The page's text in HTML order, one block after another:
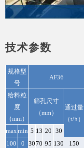
技术参数
规格型
号
AF36
给料粒
度
（mm）
筛孔尺寸
（mm）
通过量
（t/h）
max min 5 13 20 30
100
0 3070 95 130 150